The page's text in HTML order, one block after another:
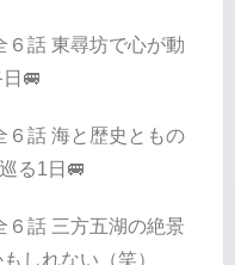
６話 東尋坊で心が動
🚐
６話 海と歴史ともの
る1日🚐
６話 三方五湖の絶景
しれない（笑）